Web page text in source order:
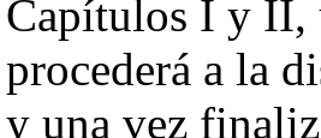
Capítulos I y II,
procederá a la
y una vez